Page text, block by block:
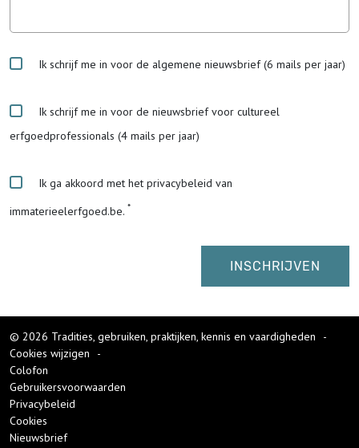
Ik schrijf me in voor de algemene nieuwsbrief (6 mails per jaar)
Ik schrijf me in voor de nieuwsbrief voor cultureel
erfgoedprofessionals (4 mails per jaar)
Ik ga akkoord met het privacybeleid van
immaterieelerfgoed.be.
© 2026 Tradities, gebruiken, praktijken, kennis en vaardigheden
-
Cookies wijzigen
-
Colofon
Gebruikersvoorwaarden
Privacybeleid
Cookies
Nieuwsbrief